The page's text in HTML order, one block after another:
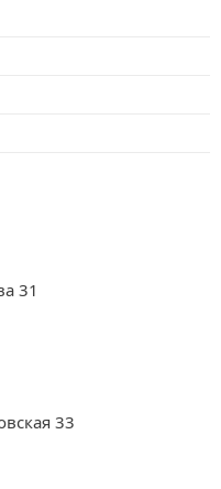
31
33